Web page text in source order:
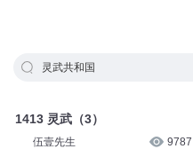
灵武共和国
1413 灵武（3）
伍壹先生 9787